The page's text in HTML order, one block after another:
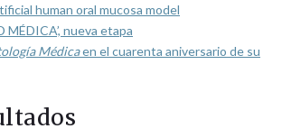
human oral mucosa model
MÉDICA’, nueva etapa
Médicaen el cuarenta aniversario de su